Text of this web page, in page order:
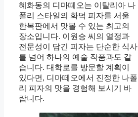
혜화동의 디마떼오는 이탈리아 나
폴리 스타일의 화덕 피자를 서울
한복판에서 맛볼 수 있는 최고의
장소입니다. 이원승 씨의 열정과
전문성이 담긴 피자는 단순한 식사
를 넘어 하나의 예술 작품과도 같
습니다. 대학로를 방문할 계획이
있다면, 디마떼오에서 진정한 나폴
리 피자의 맛을 경험해 보시기 바
랍니다.